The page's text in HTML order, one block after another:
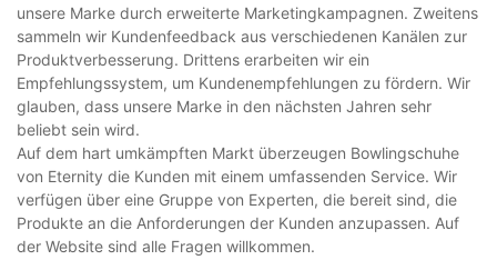
unsere Marke durch erweiterte Marketingkampagnen. Zweitens
sammeln wir Kundenfeedback aus verschiedenen Kanälen zur
Produktverbesserung. Drittens erarbeiten wir ein
Empfehlungssystem, um Kundenempfehlungen zu fördern. Wir
glauben, dass unsere Marke in den nächsten Jahren sehr
beliebt sein wird.
Auf dem hart umkämpften Markt überzeugen Bowlingschuhe
von Eternity die Kunden mit einem umfassenden Service. Wir
verfügen über eine Gruppe von Experten, die bereit sind, die
Produkte an die Anforderungen der Kunden anzupassen. Auf
der Website sind alle Fragen willkommen.